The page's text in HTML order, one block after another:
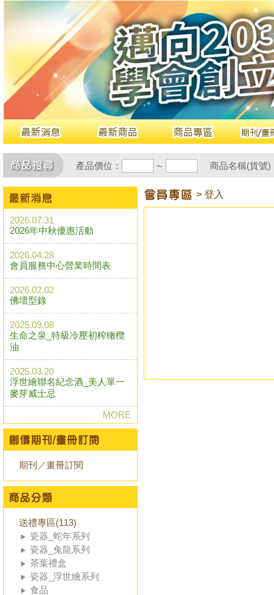
產品價位： ~ 商品名稱(貨號
2026.07.31
2026年中秋優惠活動
2026.04.28
會員服務中心營業時間表
2026.02.02
佛壇型錄
2025.09.08
生命之泉_特級冷壓初榨橄欖
油
2025.03.20
浮世繪聯名紀念酒_美人單一
麥芽威士忌
MORE
期刊／畫冊訂閱
送禮專區(113)
瓷器_蛇年系列
瓷器_兔龍系列
茶葉禮盒
瓷器_浮世繪系列
食品
> 登入